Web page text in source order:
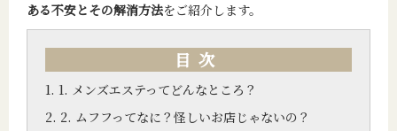
ある不安とその解消方法をご紹介します。
目次
1. メンズエステってどんなところ？
2. ムフフってなに？怪しいお店じゃないの？